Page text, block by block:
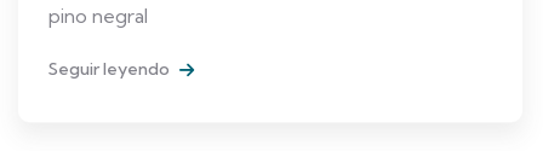
pino negral
Seguir leyendo